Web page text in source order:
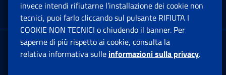
App mobile
Sede Legale : Via Ciro il Grande, 21
00144 Roma
invece intendi rifiutarne l’installazione dei cookie non
tecnici, puoi farlo cliccando sul pulsante RIFIUTA I
COOKIE NON TECNICI o chiudendo il banner. Per
saperne di più rispetto ai cookie, consulta la
relativa informativa sulle informazioni sulla privacy.